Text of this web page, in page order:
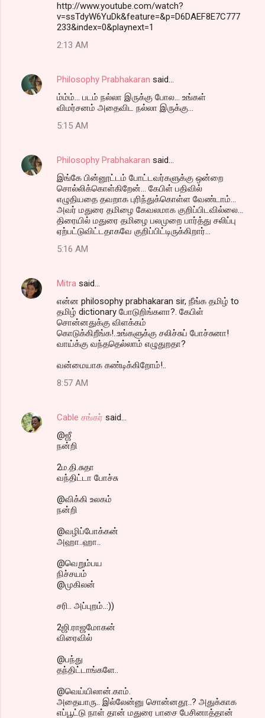
http://www.youtube.com/watch?
v=ssTdyW6YuDk&feature=&p=D6DAEF8E7C777
233&index=0&playnext=1
2:13 AM
Philosophy Prabhakaran said…
ம்ம்ம்... படம் நல்லா இருக்கு போல... உங்கள்
விமர்சனம் அதைவிட நல்லா இருக்கு...
5:15 AM
Philosophy Prabhakaran said…
இங்கே பின்னூட்டம் போட்டவர்களுக்கு ஒன்றை
சொல்லிக்கொள்கிறேன்... கேபிள் பதிவில்
எழுதியதை தவறாக புரிந்துக்கொள்ள வேண்டாம்...
அவர் மதுரை தமிழை கேவலமாக குறிப்பிடவில்லை...
திரையில் மதுரை தமிழை பலமுறை பார்த்து சலிப்பு
ஏற்பட்டுவிட்டதாகவே குறிப்பிட்டிருக்கிறார்...
5:16 AM
Mitra said…
என்ன philosophy prabhakaran sir, நீங்க தமிழ் to
தமிழ் dictionary போடுறிங்களா?. கேபிள்
சொன்னதுக்கு விளக்கம்
கொடுக்கிறீங்க!..உங்களுக்கு சலிச்சுப் போச்சுனா!
வாய்க்கு வந்ததெல்லாம் எழுதுறதா?
வன்மையாக கண்டிக்கிறோம்!..
8:57 AM
Cable சங்கர் said…
@ஜீ
நன்றி
2ம.தி.சுதா
வந்திட்டா போச்சு
@விக்கி உலகம்
நன்றி
@வழிப்போக்கன்
அஹா..ஹா..
@வெறும்பய
நிச்சயம்
@முகிலன்
சரி.. அப்புறம்..:))
2ஜி.ராஜமோகன்
விரைவில்
@பந்து
தந்திட்டாங்களே..
@வெய்யிலான்.காம்.
அதையாரு.. இல்லேன்னு சொன்னதூ..? அதுக்காக
எப்பூட்டு நாள் தான் மதுரை பாசை பேசினாத்தான்